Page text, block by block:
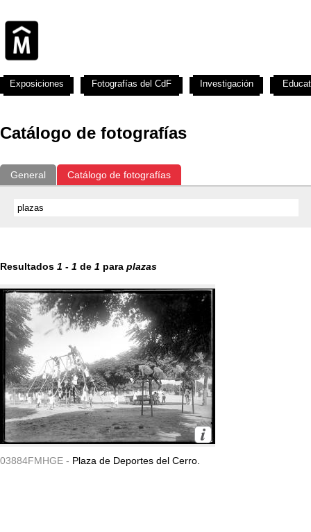
Catálogo de fotografías
General Catálogo de fotografías
Resultados 1 - 1 de 1 para plazas
03884FMHGE - Plaza de Deportes del Cerro.
Exposiciones Fotografías del CdF Investigación